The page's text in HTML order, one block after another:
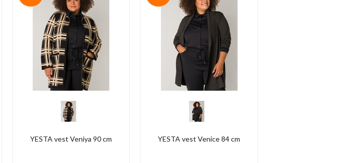
YESTA vest Veniya 90 cm YESTA vest Venice 84 cm